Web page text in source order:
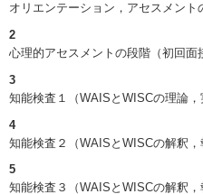
オリエンテーション，アセスメント
2
心理的アセスメントの段階（初回
3
知能検査１（WAISとWISCの理論，
4
知能検査２（WAISとWISCの解釈，
5
知能検査３（WAISとWISCの解釈，